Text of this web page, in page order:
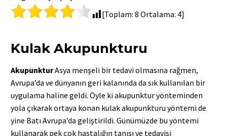
[Toplam: 8 Ortalama: 4]
Kulak Akupunkturu
AkupunkturAsya menşeli bir tedavi olmasına rağmen,
Avrupa’da ve dünyanın geri kalanında da sık kullanılan bir
uygulama haline geldi. Öyle ki akupunktur yönteminden
yola çıkarak ortaya konan kulak akupunkturu yöntemi de
yine Batı Avrupa’da geliştirildi. Günümüzde bu yöntemi
kullanarak pek çok hastalığın tanısı ve tedavisi